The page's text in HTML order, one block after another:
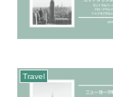
Travel